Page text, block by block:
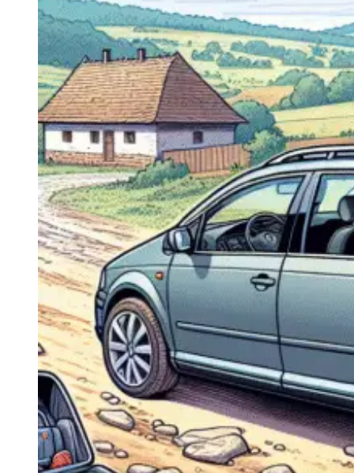
Navigatie Audi A4 B8
Navigatie Audi A5
Navigatie Audi A6 C5
Navigatie Audi A6 C6
Navigatie Audi A6 C7
Navigatie Audi Q5
Ford
Navigație Ford Fiesta
Navigație Ford Focus 1
Navigație Ford Focus 2
Navigație Ford Focus MK3
Navigație Ford Mondeo MK3
Navigație Ford Mondeo MK4
Navigație Ford Transit
Mercedes
Navigație Mercedes C Class W203
Navigație Mercedes C Class W204
Navigație Mercedes W203
Navigație Mercedes W204
Navigație Mercedes W211
Navigație Mercedes Sprinter
Passat
Navigație Passat B5
Navigație Passat B5 5
Navigație Passat B6
Navigație Passat B7
Navigație Passat B8
Navigație Passat CC
Skoda
Navigație Skoda Fabia 1
Navigație Skoda Fabia 2
Navigație Skoda Octavia 1
Navigație Skoda Octavia 2